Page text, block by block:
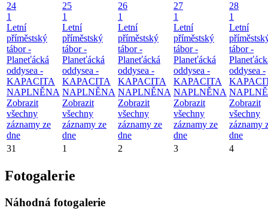
24
1
Letní
příměstský
tábor -
Planeťácká
oddysea -
KAPACITA
NAPLNĚNA
Zobrazit
všechny
záznamy ze
dne
25
1
Letní
příměstský
tábor -
Planeťácká
oddysea -
KAPACITA
NAPLNĚNA
Zobrazit
všechny
záznamy ze
dne
26
1
Letní
příměstský
tábor -
Planeťácká
oddysea -
KAPACITA
NAPLNĚNA
Zobrazit
všechny
záznamy ze
dne
27
1
Letní
příměstský
tábor -
Planeťácká
oddysea -
KAPACITA
NAPLNĚNA
Zobrazit
všechny
záznamy ze
dne
28
1
Letní
tábor -
oddysea -
Zobrazit
všechny
záznamy
dne
31
1 2 3 4
Fotogalerie
Náhodná fotogalerie